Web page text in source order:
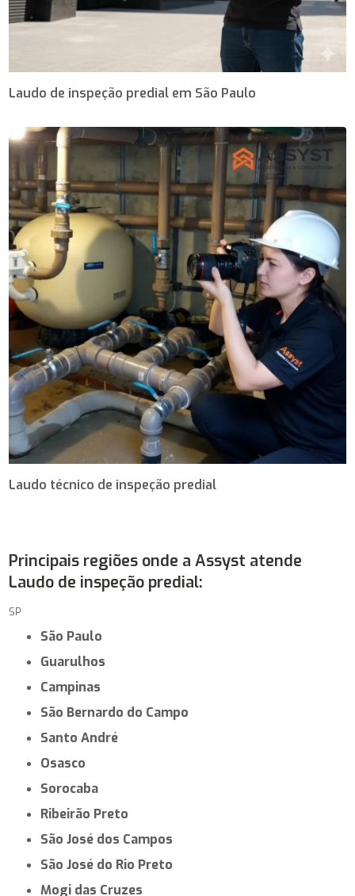
Laudo de inspeção predial em São Paulo
Laudo técnico de inspeção predial
Principais regiões onde a Assyst atende
Laudo de inspeção predial:
SP
São Paulo
Guarulhos
Campinas
São Bernardo do Campo
Santo André
Osasco
Sorocaba
Ribeirão Preto
São José dos Campos
São José do Rio Preto
Mogi das Cruzes